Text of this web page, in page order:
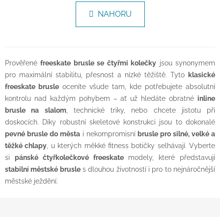
NAHORU
Prověřenéfreeskate brusle se čtyřmi kolečky jsou synonymem
pro maximální stabilitu, přesnost a nízké těžiště. Tyto klasické
freeskate brusle oceníte všude tam, kde potřebujete absolutní
kontrolu nad každým pohybem – ať už hledáte obratné inline
brusle na slalom, technické triky, nebo chcete jistotu při
doskocích. Díky robustní skeletové konstrukci jsou to dokonalé
pevné brusle do městai nekompromisníbrusle pro silné, velké a
těžké chlapy , u kterých měkké fitness botičky selhávají. Vyberte
si pánské čtyřkolečkové freeskatemodely, které představují
stabilní městské brusles dlouhou životností i pro to nejnáročnější
městské ježdění.